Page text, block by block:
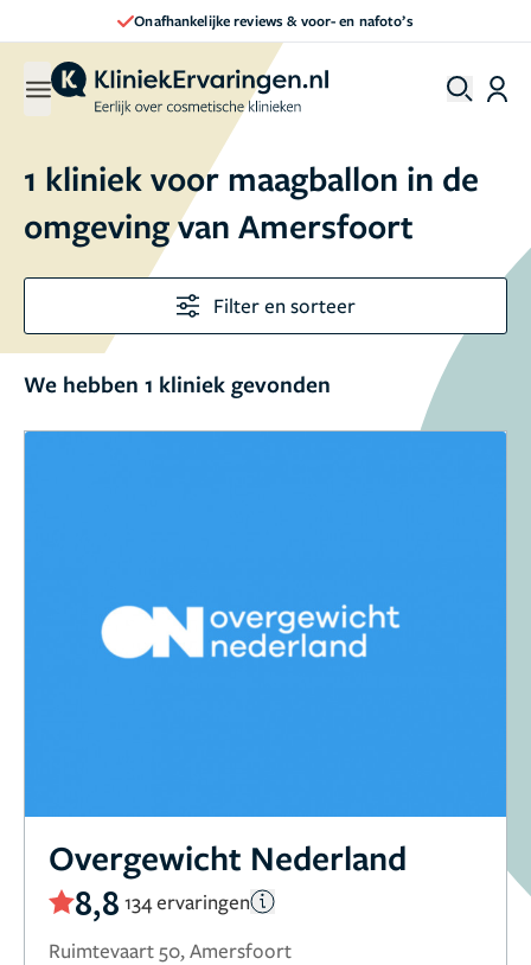
Onafhankelijke reviews & voor- en nafoto’s
1 kliniek voor maagballon in de
omgeving van Amersfoort
Filter en sorteer
We hebben 1 kliniek gevonden
Overgewicht Nederland
8,8 134 ervaringen
Ruimtevaart 50, Amersfoort